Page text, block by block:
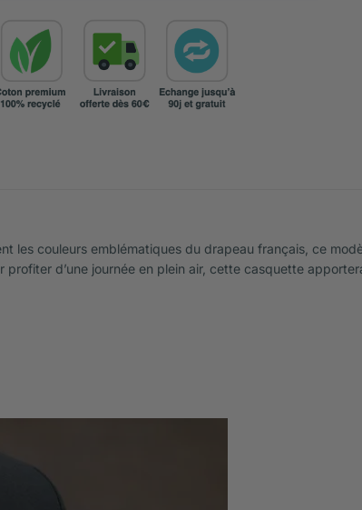
les couleurs emblématiques du drapeau français, ce
d’une journée en plein air, cette casquette